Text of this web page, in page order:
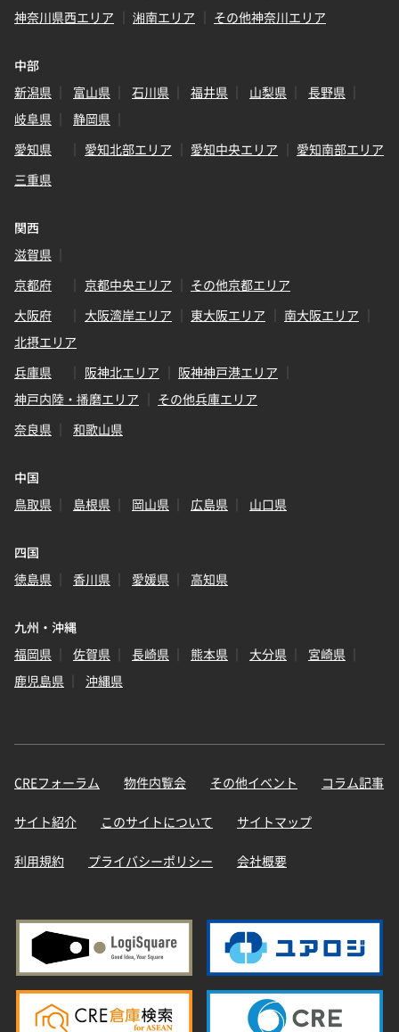
神奈川県西エリア
湘南エリア その他神奈川エリア
中部
新潟県
富山県 石川県 福井県 山梨県
長野県
岐阜県
静岡県
愛知県
愛知北部エリア 愛知中央エリア
愛知南部エリア
三重県
関西
滋賀県
京都府
京都中央エリア
その他京都エリア
大阪府
大阪湾岸エリア 東大阪エリア
南大阪エリア
北摂エリア
兵庫県
阪神北エリア
阪神神戸港エリア
神戸内陸・播磨エリア
その他兵庫エリア
奈良県
和歌山県
中国
鳥取県
島根県 岡山県 広島県 山口県
四国
徳島県
香川県 愛媛県 高知県
九州・沖縄
福岡県
佐賀県 長崎県 熊本県 大分県
宮崎県
鹿児島県
沖縄県
CREフォーラム 物件内覧会 その他イベント コラム記事
サイト紹介 このサイトについて サイトマップ
利用規約 プライバシーポリシー 会社概要